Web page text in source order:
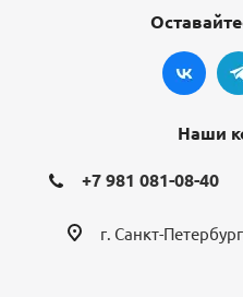
Наши
+7 981 081-08-40
г. Санкт-